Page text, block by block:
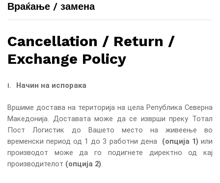
Враќање / замена
Cancellation / Return /
Exchange Policy
I. Начин на испорака
Вршиме достава на територија на цела Република Северна
Македонија. Доставата може да се изврши преку Тотал
Пост Логистик до Вашето место на живеење во
временски период од 1 до 3 работни дена (опција 1) или
производот може да го подигнете директно од кај
производителот (опција 2).